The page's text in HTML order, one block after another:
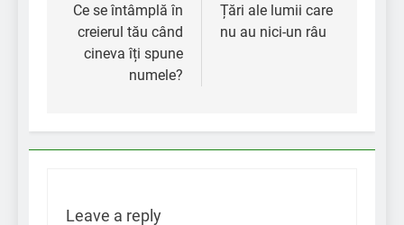
în
articole
Ce se întâmplă în
creierul tău când
cineva îți spune
numele?
Țări ale lumii care
nu au nici-un râu
Leave a reply